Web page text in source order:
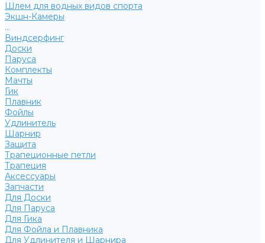
Шлем для водных видов спорта
Экшн-Камеры
...
Виндсерфинг
Доски
Паруса
Комплекты
Мачты
Гик
Плавник
Фойлы
Удлинитель
Шарнир
Защита
Трапеционные петли
Трапеция
Аксессуары
Запчасти
Для Доски
Для Паруса
Для Гика
Для Фойла и Плавника
Для Удлинителя и Шарнира